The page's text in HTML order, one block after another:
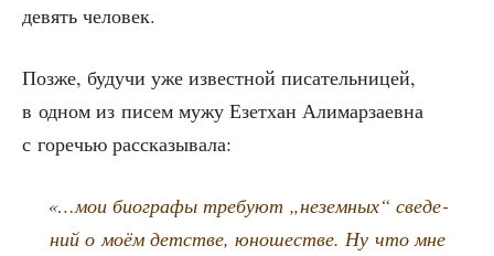
девять человек.
Поз­же, будучи уже извест­ной писа­тель­ни­цей,
в одном из писем мужу Езет­хан Али­мар­за­ев­на
с горе­чью рассказывала:
«…мои био­гра­фы тре­бу­ют „незем­ных“ све­де­
ний о моём дет­стве, юно­ше­стве. Ну что мне